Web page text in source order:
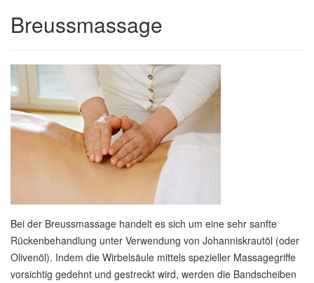
Breussmassage
Bei der Breussmassage handelt es sich um eine sehr sanfte
Rückenbehandlung unter Verwendung von Johanniskrautöl (oder
Olivenöl). Indem die Wirbelsäule mittels spezieller Massagegriffe
vorsichtig gedehnt und gestreckt wird, werden die Bandscheiben